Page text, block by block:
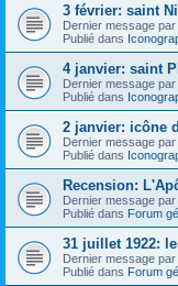
3 février: saint
Dernier message par
Publié dans
4 janvier: saint
Dernier message par
Publié dans
2 janvier: icône
Dernier message par
Publié dans
Recension:
Dernier message par
Publié dans Forum
31 juillet 1922:
Dernier message par
Publié dans Forum